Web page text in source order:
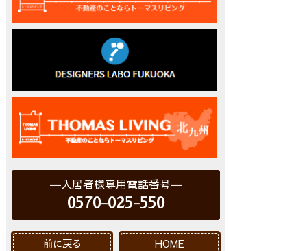
入居者様専用電話番号
0570-025-550
前に戻る HOME